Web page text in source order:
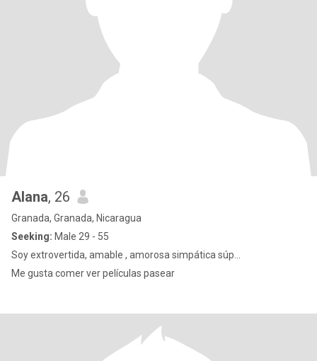
Alana, 26
Granada, Granada, Nicaragua
Seeking: Male 29 - 55
Soy extrovertida, amable , amorosa simpática súp...
Me gusta comer ver películas pasear